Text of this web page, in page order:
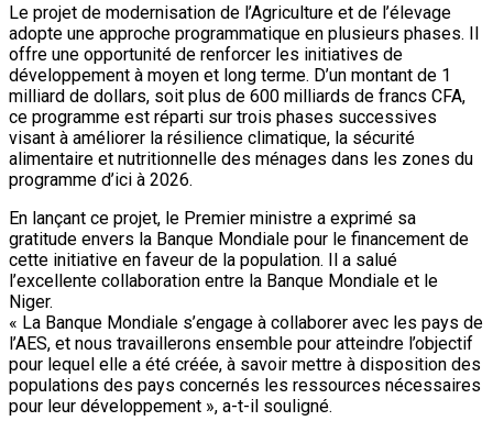
Le projet de modernisation de l’Agriculture et de l’élevage
adopte une approche programmatique en plusieurs phases. Il
offre une opportunité de renforcer les initiatives de
développement à moyen et long terme. D’un montant de 1
milliard de dollars, soit plus de 600 milliards de francs CFA,
ce programme est réparti sur trois phases successives
visant à améliorer la résilience climatique, la sécurité
alimentaire et nutritionnelle des ménages dans les zones du
programme d’ici à 2026.
En lançant ce projet, le Premier ministre a exprimé sa
gratitude envers la Banque Mondiale pour le financement de
cette initiative en faveur de la population. Il a salué
l’excellente collaboration entre la Banque Mondiale et le
Niger.
« La Banque Mondiale s’engage à collaborer avec les pays de
l’AES, et nous travaillerons ensemble pour atteindre l’objectif
pour lequel elle a été créée, à savoir mettre à disposition des
populations des pays concernés les ressources nécessaires
pour leur développement », a-t-il souligné.